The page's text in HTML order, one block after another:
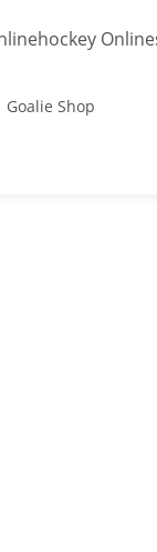
Goalie Shop